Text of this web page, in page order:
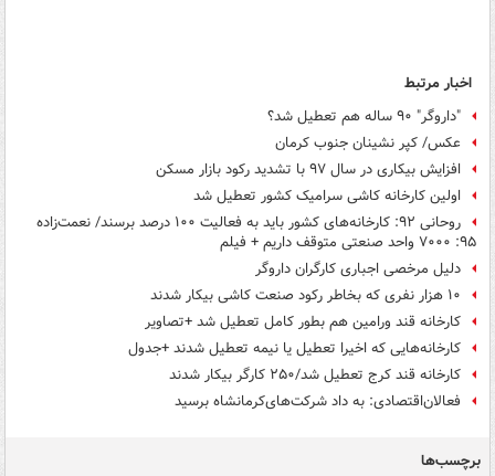
اخبار مرتبط
"داروگر" ۹۰ ساله هم تعطیل شد؟
عکس/ کپر نشینان جنوب کرمان
افزایش بیکاری در سال ۹۷ با تشدید رکود بازار مسکن
اولین کارخانه کاشی سرامیک کشور تعطیل شد
روحانی ۹۲: کارخانه‌های کشور باید به فعالیت ۱۰۰ درصد برسند/ نعمت‌زاده
۹۵: ۷۰۰۰ واحد صنعتی متوقف داریم + فیلم
دلیل مرخصی اجباری کارگران داروگر
۱۰ هزار نفری که بخاطر رکود صنعت کاشی بیکار شدند
کارخانه قند ورامین هم بطور کامل تعطیل شد +‌تصاویر
کارخانه‌هایی که اخیرا تعطیل یا نیمه تعطیل شدند +جدول
کارخانه قند کرج تعطیل شد/۲۵۰ کارگر بیکار شدند
فعالان‌اقتصادی: به‎ داد شرکت‌های‌کرمانشاه برسید
برچسب‌ها